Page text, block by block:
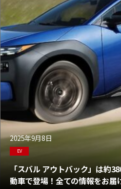
2025年9月8日
EV
「スバル アウトバック」は約
動車で登場！全ての情報をお届